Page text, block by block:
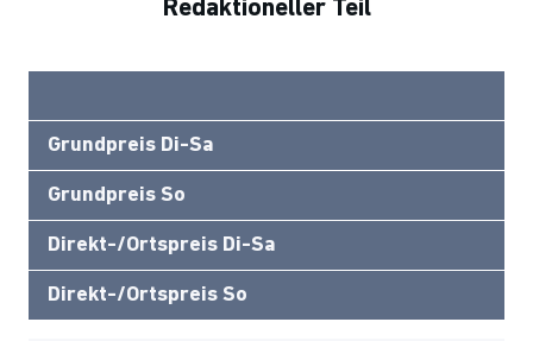
Redaktioneller Teil
Grundpreis Di-Sa
Grundpreis So
Direkt-/Ortspreis Di-Sa
Direkt-/Ortspreis So